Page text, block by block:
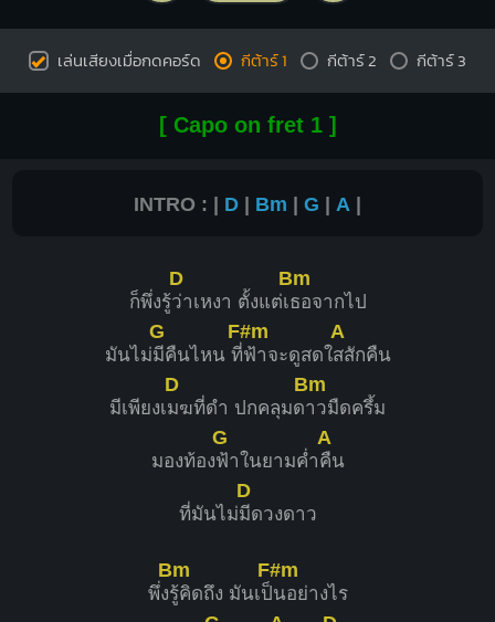
เล่นเสียงเมื่อกดคอร์ด กีต้าร์ 1 กีต้าร์ 2 กีต้าร์ 3
[ Capo on fret 1 ]
INTRO : | D | Bm | G | A |
ก็พึ่ง​รู้
D
​ว่า​เหงา​ ตั้งแต่​เ
Bm
ธอจากไป​
มันไม่
G
มีคืนไหน​ ที่
F#m
ฟ้าจะดูสดใ
A
สสักคืน
มีเพียงเ
D
มฆที่ดำ​ ปกคลุม​ด
Bm
าวมืดครึ้ม​
มองท้อง
G
ฟ้าในยามค่ำ
A
คืน
ที่มันไม่
D
มีดวงดาว
พึ่ง​
Bm
รู้​คิดถึง ​มันเป็
F#m
​นอย่างไร